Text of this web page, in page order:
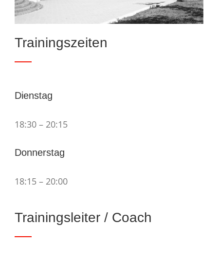
Trainingszeiten
Dienstag
18:30 – 20:15
Donnerstag
18:15 – 20:00
Trainingsleiter / Coach